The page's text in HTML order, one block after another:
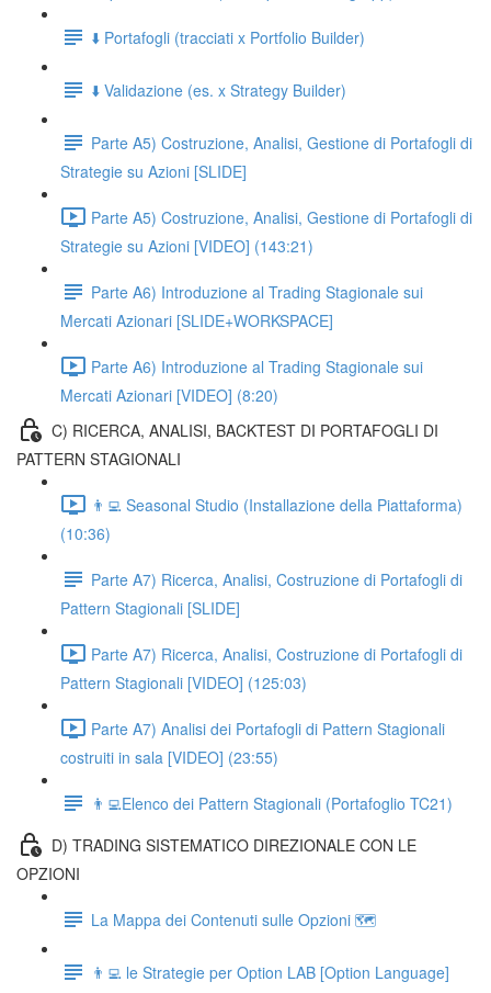
⬇️ Portafogli (tracciati x Portfolio Builder)
⬇️ Validazione (es. x Strategy Builder)
Parte A5) Costruzione, Analisi, Gestione di Portafogli di
Strategie su Azioni [SLIDE]
Parte A5) Costruzione, Analisi, Gestione di Portafogli di
Strategie su Azioni [VIDEO] (143:21)
Parte A6) Introduzione al Trading Stagionale sui
Mercati Azionari [SLIDE+WORKSPACE]
Parte A6) Introduzione al Trading Stagionale sui
Mercati Azionari [VIDEO] (8:20)
C) RICERCA, ANALISI, BACKTEST DI PORTAFOGLI DI
PATTERN STAGIONALI
👨‍💻 Seasonal Studio (Installazione della Piattaforma)
(10:36)
Parte A7) Ricerca, Analisi, Costruzione di Portafogli di
Pattern Stagionali [SLIDE]
Parte A7) Ricerca, Analisi, Costruzione di Portafogli di
Pattern Stagionali [VIDEO] (125:03)
Parte A7) Analisi dei Portafogli di Pattern Stagionali
costruiti in sala [VIDEO] (23:55)
👨‍💻Elenco dei Pattern Stagionali (Portafoglio TC21)
D) TRADING SISTEMATICO DIREZIONALE CON LE
OPZIONI
La Mappa dei Contenuti sulle Opzioni 🗺
👨‍💻 le Strategie per Option LAB [Option Language]